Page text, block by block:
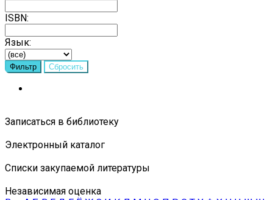
ISBN:
Язык:
Записаться в библиотеку
Электронный каталог
Списки закупаемой литературы
Независимая оценка